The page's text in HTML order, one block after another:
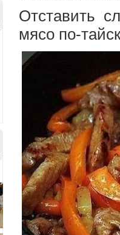
Отставить
мясо по-